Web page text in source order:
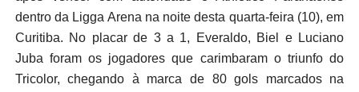
dentro da Ligga Arena na noite desta quarta-feira (10), em
Curitiba. No placar de 3 a 1, Everaldo, Biel e Luciano
Juba foram os jogadores que carimbaram o triunfo do
Tricolor, chegando à marca de 80 gols marcados na